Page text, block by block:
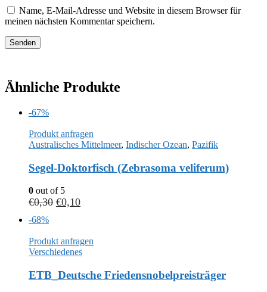
Name, E-Mail-Adresse und Website in diesem Browser für
meinen nächsten Kommentar speichern.
Ähnliche Produkte
-67%
Produkt anfragen
Australisches Mittelmeer, Indischer Ozean, Pazifik
Segel-Doktorfisch (Zebrasoma veliferum)
0 out of 5
€0,30 €0,10
-68%
Produkt anfragen
Verschiedenes
ETB_Deutsche Friedensnobelpreisträger